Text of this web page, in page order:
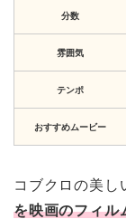
分数
雰囲気
テンポ
おすすめムービー
コブクロの美し
を映画のフィル